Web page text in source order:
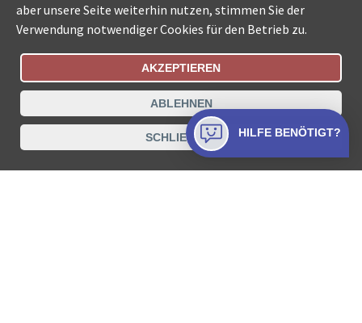
Bestellungsstatus Ämtersuche der Schweiz
Datenschutz Impressum Nutzungsbestimmungen
Kontakt
aber unsere Seite weiterhin nutzen, stimmen Sie der
Verwendung notwendiger Cookies für den Betrieb zu.
AKZEPTIEREN
ABLEHNEN
SCHLIESSEN HILFE BENÖTIGT?